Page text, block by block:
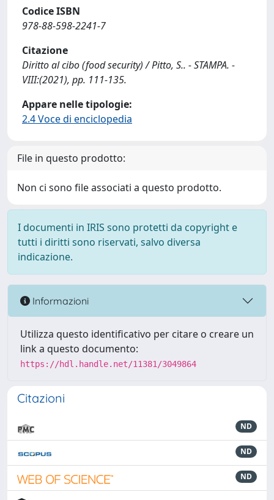
Codice ISBN
978-88-598-2241-7
Citazione
Diritto al cibo (food security) / Pitto, S.. - STAMPA. -
VIII:(2021), pp. 111-135.
Appare nelle tipologie:
2.4 Voce di enciclopedia
File in questo prodotto:
Non ci sono file associati a questo prodotto.
I documenti in IRIS sono protetti da copyright e
tutti i diritti sono riservati, salvo diversa
indicazione.
Informazioni
Utilizza questo identificativo per citare o creare un
link a questo documento:
https://hdl.handle.net/11381/3049864
Citazioni
ND
ND
ND